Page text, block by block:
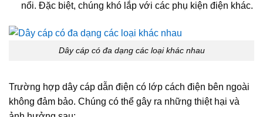
nổi. Đặc biệt, chúng khó lắp với các phụ kiện điện khác.
Dây cáp có đa dạng các loại khác nhau
Trường hợp dây cáp dẫn điện có lớp cách điện bên ngoài
không đảm bảo. Chúng có thể gây ra những thiệt hại và